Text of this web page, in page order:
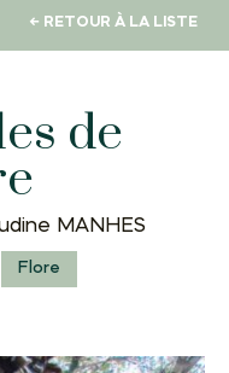
← RETOUR À LA LISTE
de
MANHES
Flore